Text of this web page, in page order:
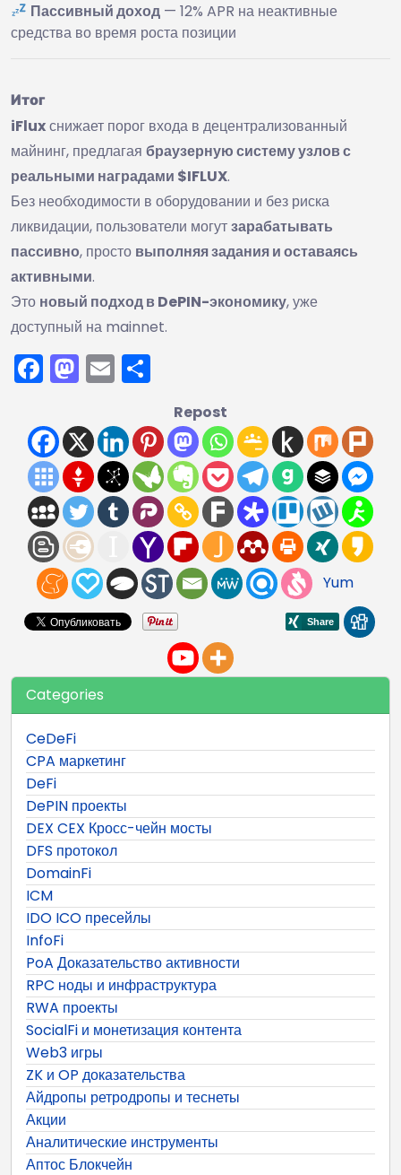
Пассивный доход — 12% APR на неактивные
средства во время роста позиции
Итог
iFluxснижает порог входа в децентрализованный
майнинг, предлагая браузерную систему узлов с
реальными наградами $IFLUX.
Без необходимости в оборудовании и без риска
ликвидации, пользователи могутзарабатывать
пассивно, просто выполняя задания и оставаясь
активными.
Это новый подход в DePIN-экономику, уже
доступный на mainnet.
Facebook
Mastodon
Email
Repost
Yum
Categories
CeDeFi
CPA маркетинг
DeFi
DePIN проекты
DEX CEX Кросс-чейн мосты
DFS протокол
DomainFi
ICM
IDO ICO пресейлы
InfoFi
PoA Доказательство активности
RPC ноды и инфраструктура
RWA проекты
SocialFi и монетизация контента
Web3 игры
ZK и OP доказательства
Айдропы ретродропы и теснеты
Акции
Аналитические инструменты
Аптос Блокчейн